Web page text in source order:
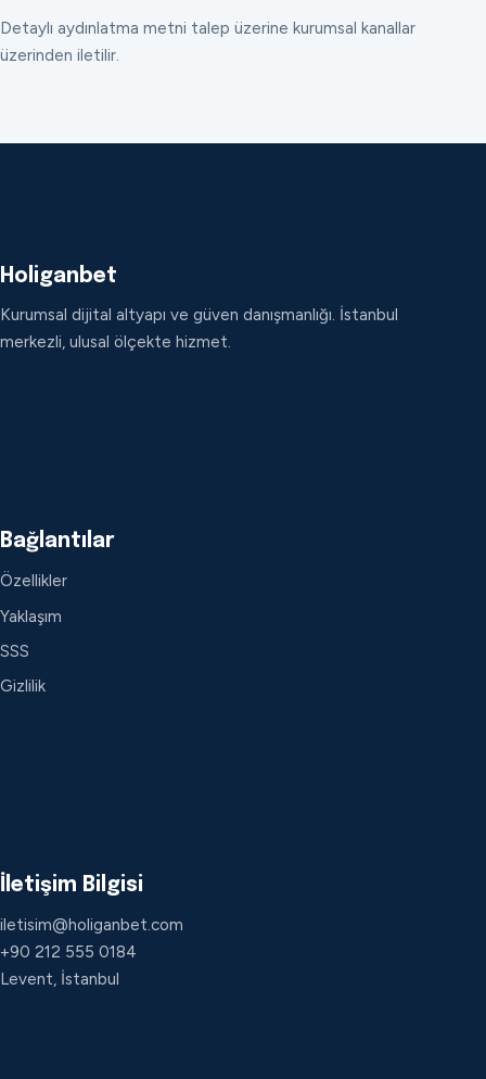
Detaylı aydınlatma metni talep üzerine kurumsal kanallar
üzerinden iletilir.
Holiganbet
Kurumsal dijital altyapı ve güven danışmanlığı. İstanbul
merkezli, ulusal ölçekte hizmet.
Bağlantılar
Özellikler
Yaklaşım
SSS
Gizlilik
İletişim Bilgisi
iletisim@holiganbet.com
+90 212 555 0184
Levent, İstanbul